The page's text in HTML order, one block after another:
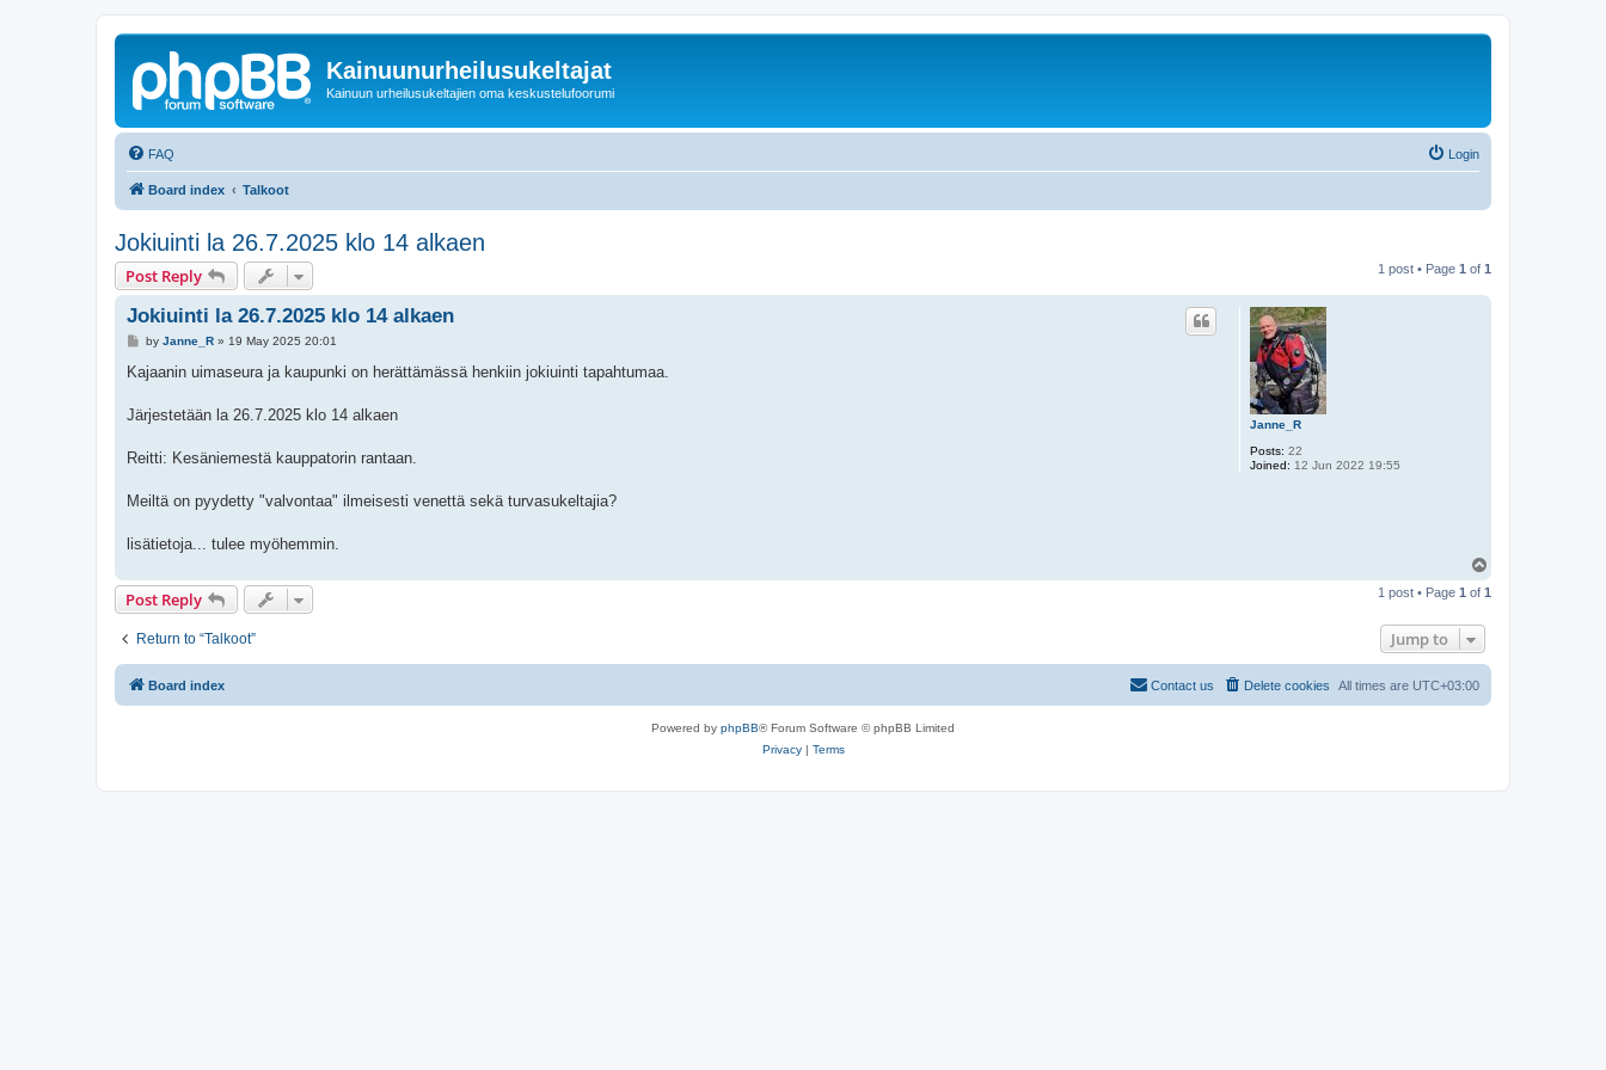
Kainuunurheilusukeltajat
Kainuun urheilusukeltajien oma keskustelufoorumi
FAQ Login
Board index Talkoot
Jokiuinti la 26.7.2025 klo 14 alkaen
Post Reply 1 post • Page 1 of 1
Janne_R
Posts: 22
Joined: 12 Jun 2022 19:55
Jokiuinti la 26.7.2025 klo 14 alkaen
P
s
by Janne_R» 19 May 2025 20:01
Kajaanin uimaseura ja kaupunki on herättämässä henkiin jokiuinti tapahtumaa.
Järjestetään la 26.7.2025 klo 14 alkaen
Reitti: Kesäniemestä kauppatorin rantaan.
Meiltä on pyydetty "valvontaa" ilmeisesti venettä sekä turvasukeltajia?
lisätietoja... tulee myöhemmin.
p
Post Reply 1 post • Page 1 of 1
Return to “Talkoot” Jump to
Board index All times are UTC+03:00
Delete cookies
Contact us
Powered by phpBB® Forum Software © phpBB Limited
Privacy| Terms